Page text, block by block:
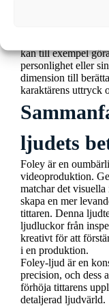
överdrivas för
objekt en unik
kan till exempel
personlighet eller
dimension till
karaktärens uttryck
ljudets
Foley är en
videoproduktion.
matchar det
skapa en mer
tittaren. Denna
ljudluckor från
kreativt för att
i en produktion.
Foley-ljud är en
precision, och dess
förhöja tittarens
detaljerad ljudvärld.